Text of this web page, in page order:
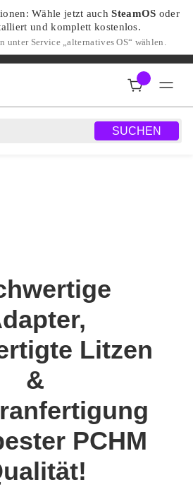
Wähle jetzt auchSteamOS oder
und komplett kostenlos.
Service „alternatives OS“ wählen.
SUCHEN
Litzen
&
PCHM